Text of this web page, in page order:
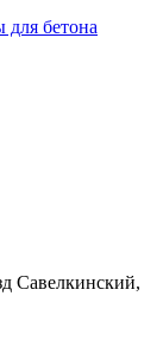
бетона
Савелкинский,